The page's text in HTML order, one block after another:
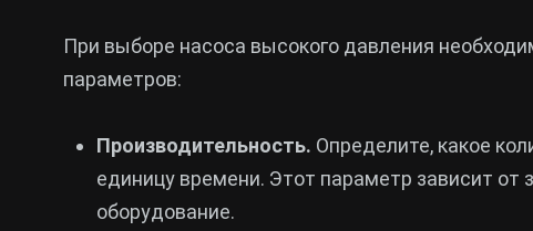
При выборе насоса высокого давления
параметров:
Производительность. Определите, какое
единицу времени. Этот параметр зависит от
оборудование.